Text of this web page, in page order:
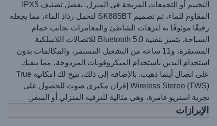
التخييم أو التجمعات المريحة في المنزل. بفضل تصنيف IPX5
المقاوم للماء، تم تصميم SK885BT لتحمل رذاذ الماء، مما يجعله
رفيقًا موثوقًا به لنزهات الشاطئ والمغامرات بجانب حمام
السباحة. يتميز بتقنية Bluetooth 5.0 للاتصالات اللاسلكية
المستقرة، و11 ساعة من التشغيل المستمر، والمكالمات بدون
استخدام اليدين باستخدام الميكروفونات المزدوجة، مما يبقيك
على اتصال أينما ذهبت. بالإضافة إلى ذلك، تتيح لك إمكانية True
Wireless Stereo (TWS) إقران مكبري صوت للحصول على
تجربة استريو غامرة، وهي مثالية للترفيه المنزلي أو السفر.
الإبرازات